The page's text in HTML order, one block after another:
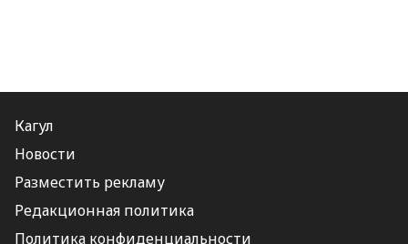
Кагул
Новости
Разместить рекламу
Редакционная политика
Политика конфиденциальности